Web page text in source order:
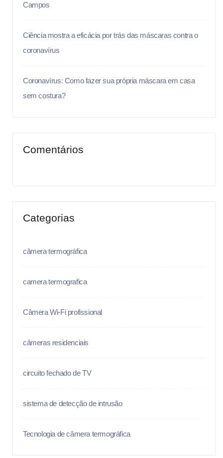
Campos
Ciência mostra a eficácia por trás das máscaras contra o
coronavírus
Coronavírus: Como fazer sua própria máscara em casa
sem costura?
Comentários
Categorias
câmera termográfica
camera termografica
Câmera Wi-Fi profissional
câmeras residenciais
circuito fechado de TV
sistema de detecção de intrusão
Tecnologia de câmera termográfica